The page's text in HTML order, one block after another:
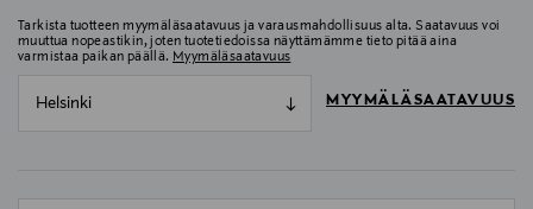
Tarkista tuotteen myymäläsaatavuus ja varausmahdollisuus alta. Saatavuus voi
muuttua nopeastikin, joten tuotetiedoissa näyttämämme tieto pitää aina
varmistaa paikan päällä. Myymäläsaatavuus
Helsinki MYYMÄLÄSAATAVUUS